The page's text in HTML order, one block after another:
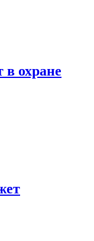
в охране